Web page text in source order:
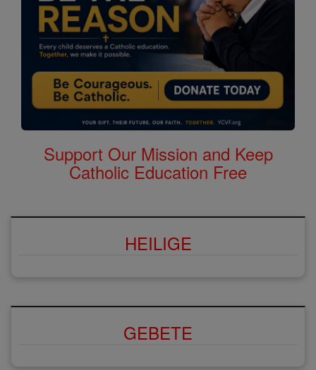
Support Our Mission and Keep
Catholic Education Free
HEILIGE
GEBETE